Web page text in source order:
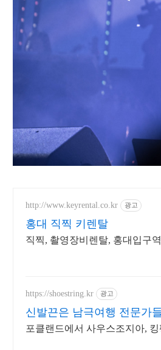
http://www.keyrental.co.kr 광고
홍대 직찍 키렌탈
직찍, 촬영장비렌탈, 홍대입구
https://shoestring.kr 광고
신발끈은 남극여행 전문가
포클랜드에서 사우스조지아,